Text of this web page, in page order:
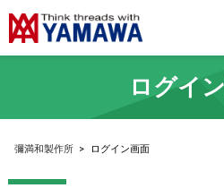
ログイ
彌満和製作所 > ログイン画面